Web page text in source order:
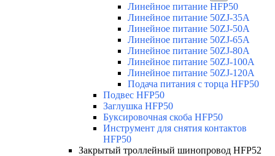
Линейное питание HFP50
Линейное питание 50ZJ-35A
Линейное питание 50ZJ-50A
Линейное питание 50ZJ-65A
Линейное питание 50ZJ-80A
Линейное питание 50ZJ-100A
Линейное питание 50ZJ-120A
Подача питания с торца HFP50
Подвес HFP50
Заглушка HFP50
Буксировочная скоба HFP50
Инструмент для снятия контактов
HFP50
Закрытый троллейный шинопровод HFP52